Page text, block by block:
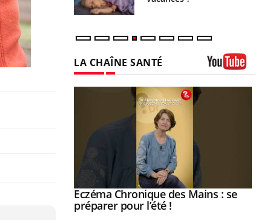
LA CHAÎNE SANTÉ
Youtube
Eczéma Chronique des Mains : se
préparer pour l’été !Youtube